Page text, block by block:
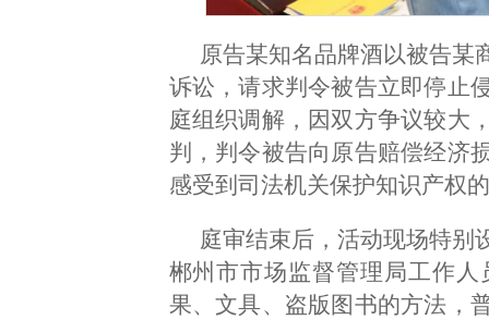
原告某知名品牌酒以被告某
诉讼，请求判令被告立即停止
庭组织调解，因双方争议较大
判，判令被告向原告赔偿经济
感受到司法机关保护知识产权
庭审结束后，活动现场特别
郴州市市场监督管理局工作
果、文具、盗版图书的方法，